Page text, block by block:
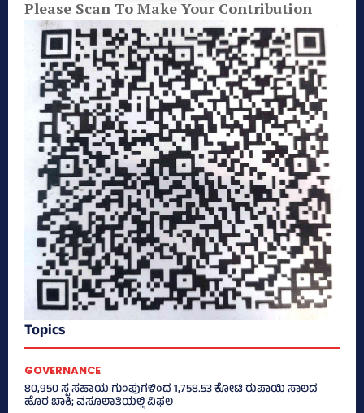
Please Scan To Make Your Contribution
Topics
GOVERNANCE
80,950 ಸ್ವ ಸಹಾಯ ಗುಂಪುಗಳಿಂದ 1,758.53 ಕೋಟಿ ರುಪಾಯಿ ಸಾಲದ
ಹೊರ ಬಾಕಿ; ವಸೂಲಾತಿಯಲ್ಲಿ ವಿಫಲ